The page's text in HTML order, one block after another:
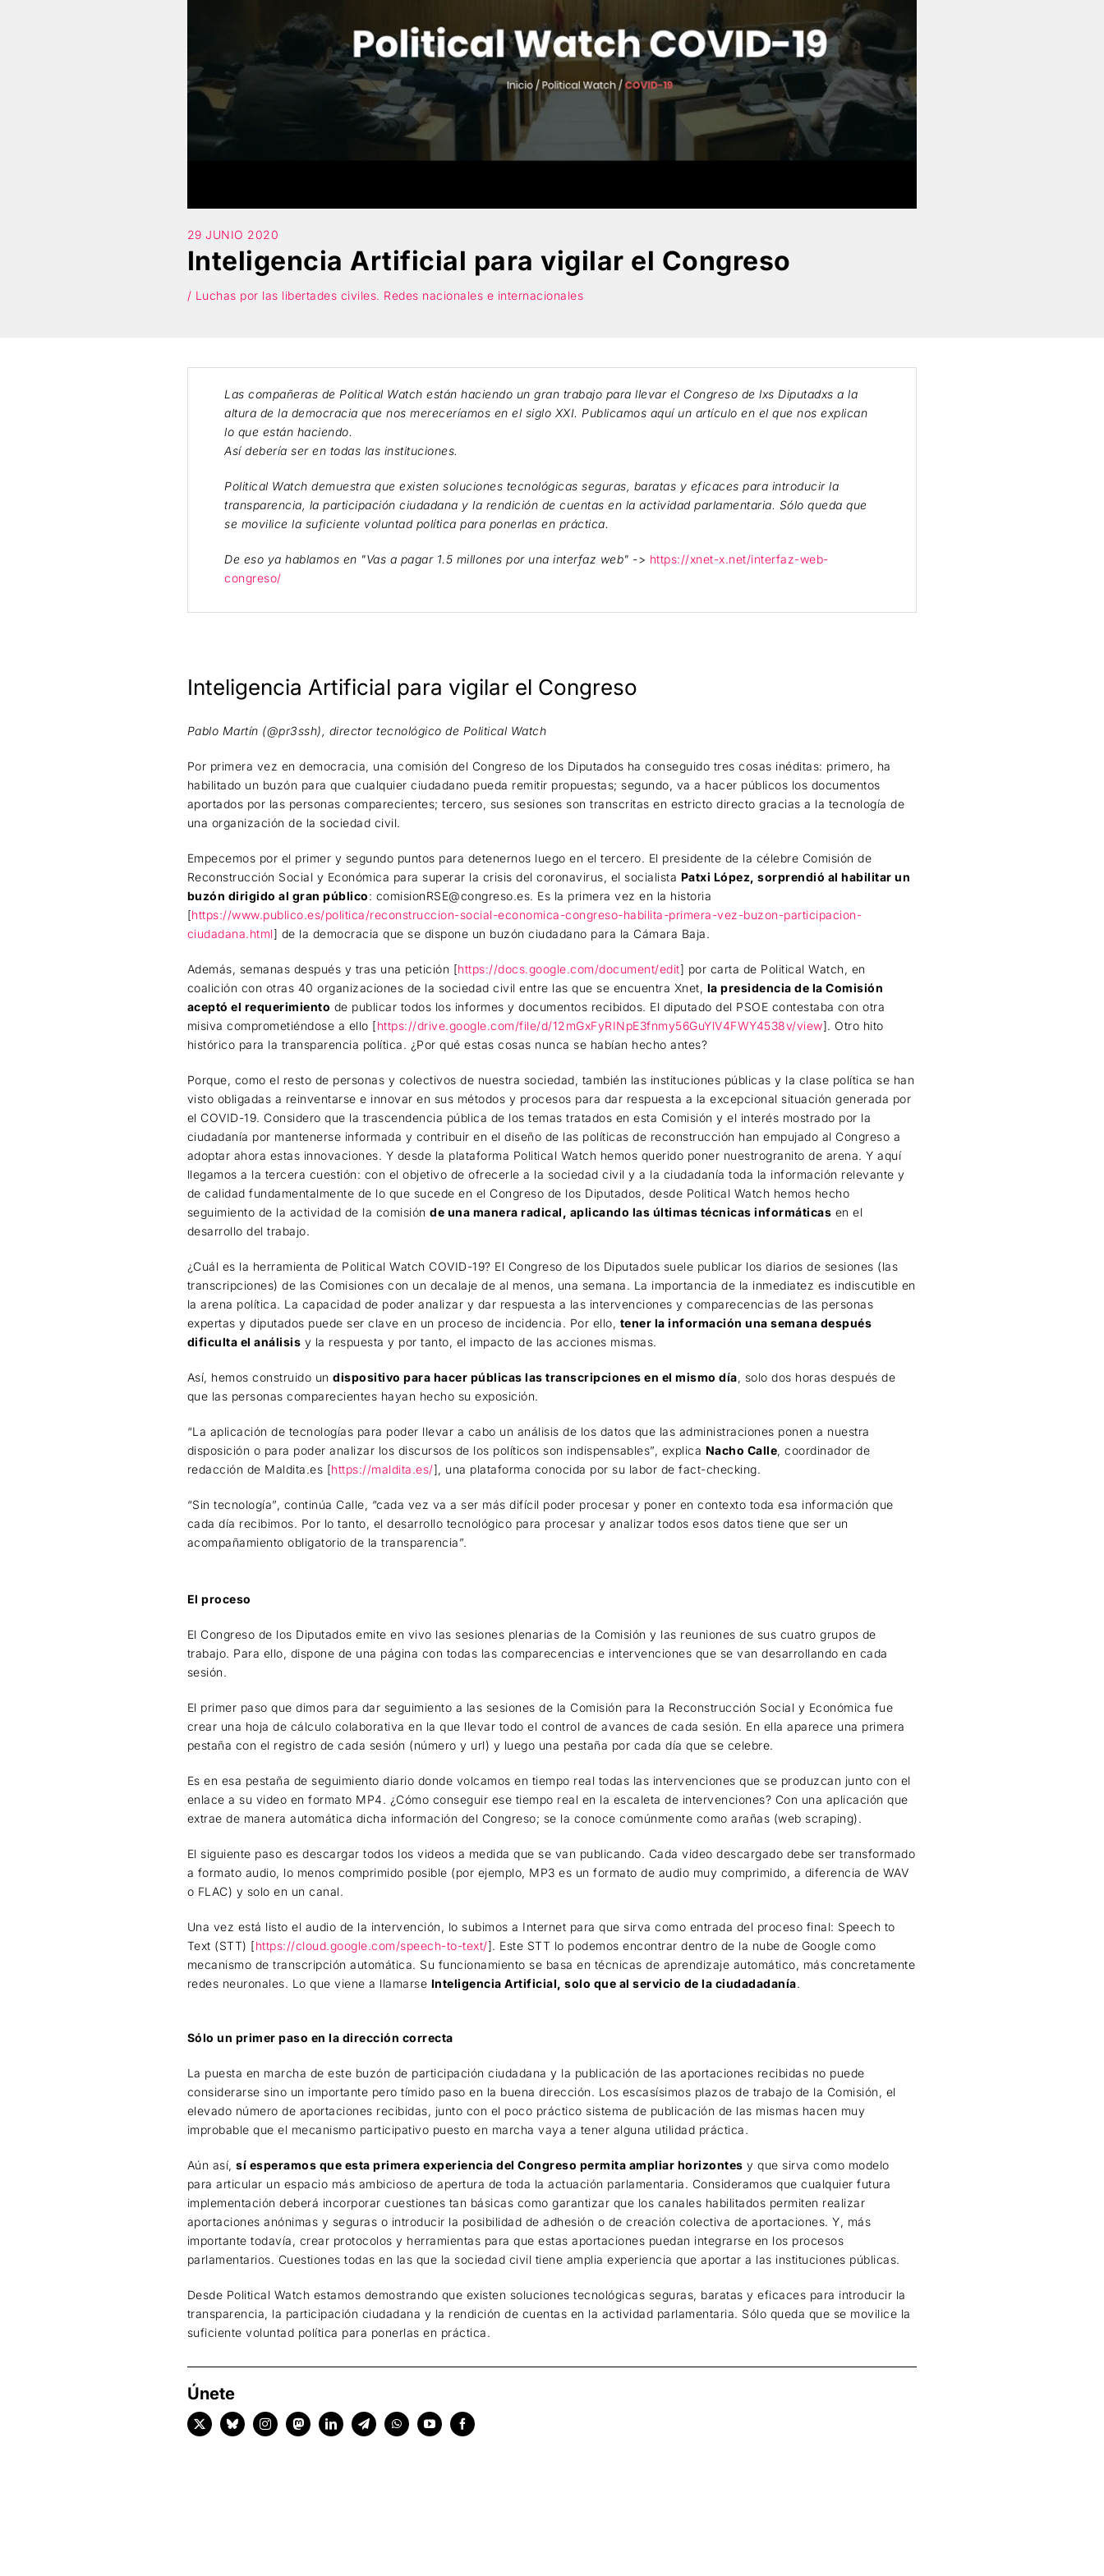
29 JUNIO 2020
Inteligencia Artificial para vigilar el Congreso
/ Luchas por las libertades civiles. Redes nacionales e internacionales
Las compañeras de Political Watch están haciendo un gran trabajo para llevar el Congreso de lxs Diputadxs a la
altura de la democracia que nos mereceríamos en el siglo XXI. Publicamos aquí un artículo en el que nos explican
lo que están haciendo.
Así debería ser en todas las instituciones.
Political Watch demuestra que existen soluciones tecnológicas seguras, baratas y eficaces para introducir la
transparencia, la participación ciudadana y la rendición de cuentas en la actividad parlamentaria. Sólo queda que
se movilice la suficiente voluntad política para ponerlas en práctica.
De eso ya hablamos en "Vas a pagar 1.5 millones por una interfaz web" -> https://xnet-x.net/interfaz-web-
congreso/
Inteligencia Artificial para vigilar el Congreso
Pablo Martín (@pr3ssh), director tecnológico de Political Watch
Por primera vez en democracia, una comisión del Congreso de los Diputados ha conseguido tres cosas inéditas: primero, ha
habilitado un buzón para que cualquier ciudadano pueda remitir propuestas; segundo, va a hacer públicos los documentos
aportados por las personas comparecientes; tercero, sus sesiones son transcritas en estricto directo gracias a la tecnología de
una organización de la sociedad civil.
Empecemos por el primer y segundo puntos para detenernos luego en el tercero. El presidente de la célebre Comisión de
Reconstrucción Social y Económica para superar la crisis del coronavirus, el socialista Patxi López, sorprendió al habilitar un
buzón dirigido al gran público: comisionRSE@congreso.es. Es la primera vez en la historia
[https://www.publico.es/politica/reconstruccion-social-economica-congreso-habilita-primera-vez-buzon-participacion-
ciudadana.html] de la democracia que se dispone un buzón ciudadano para la Cámara Baja.
Además, semanas después y tras una petición [https://docs.google.com/document/edit] por carta de Political Watch, en
coalición con otras 40 organizaciones de la sociedad civil entre las que se encuentra Xnet, la presidencia de la Comisión
aceptó el requerimiento de publicar todos los informes y documentos recibidos. El diputado del PSOE contestaba con otra
misiva comprometiéndose a ello [https://drive.google.com/file/d/12mGxFyRINpE3fnmy56GuYlV4FWY4538v/view]. Otro hito
histórico para la transparencia política. ¿Por qué estas cosas nunca se habían hecho antes?
Porque, como el resto de personas y colectivos de nuestra sociedad, también las instituciones públicas y la clase política se han
visto obligadas a reinventarse e innovar en sus métodos y procesos para dar respuesta a la excepcional situación generada por
el COVID-19. Considero que la trascendencia pública de los temas tratados en esta Comisión y el interés mostrado por la
ciudadanía por mantenerse informada y contribuir en el diseño de las políticas de reconstrucción han empujado al Congreso a
adoptar ahora estas innovaciones. Y desde la plataforma Political Watch hemos querido poner nuestrogranito de arena. Y aquí
llegamos a la tercera cuestión: con el objetivo de ofrecerle a la sociedad civil y a la ciudadanía toda la información relevante y
de calidad fundamentalmente de lo que sucede en el Congreso de los Diputados, desde Political Watch hemos hecho
seguimiento de la actividad de la comisiónde una manera radical, aplicando las últimas técnicas informáticas en el
desarrollo del trabajo.
¿Cuál es la herramienta de Political Watch COVID-19? El Congreso de los Diputados suele publicar los diarios de sesiones (las
transcripciones) de las Comisiones con un decalaje de al menos, una semana. La importancia de la inmediatez es indiscutible en
la arena política. La capacidad de poder analizar y dar respuesta a las intervenciones y comparecencias de las personas
expertas y diputados puede ser clave en un proceso de incidencia. Por ello, tener la información una semana después
dificulta el análisis y la respuesta y por tanto, el impacto de las acciones mismas.
Así, hemos construido undispositivo para hacer públicas las transcripciones en el mismo día, solo dos horas después de
que las personas comparecientes hayan hecho su exposición.
“La aplicación de tecnologías para poder llevar a cabo un análisis de los datos que las administraciones ponen a nuestra
disposición o para poder analizar los discursos de los políticos son indispensables”, explica Nacho Calle, coordinador de
redacción de Maldita.es [https://maldita.es/], una plataforma conocida por su labor de fact-checking.
“Sin tecnología”, continúa Calle, “cada vez va a ser más difícil poder procesar y poner en contexto toda esa información que
cada día recibimos. Por lo tanto, el desarrollo tecnológico para procesar y analizar todos esos datos tiene que ser un
acompañamiento obligatorio de la transparencia”.
El proceso
El Congreso de los Diputados emite en vivo las sesiones plenarias de la Comisión y las reuniones de sus cuatro grupos de
trabajo. Para ello, dispone de una página con todas las comparecencias e intervenciones que se van desarrollando en cada
sesión.
El primer paso que dimos para dar seguimiento a las sesiones de la Comisión para la Reconstrucción Social y Económica fue
crear una hoja de cálculo colaborativa en la que llevar todo el control de avances de cada sesión. En ella aparece una primera
pestaña con el registro de cada sesión (número y url) y luego una pestaña por cada día que se celebre.
Es en esa pestaña de seguimiento diario donde volcamos en tiempo real todas las intervenciones que se produzcan junto con el
enlace a su video en formato MP4. ¿Cómo conseguir ese tiempo real en la escaleta de intervenciones? Con una aplicación que
extrae de manera automática dicha información del Congreso; se la conoce comúnmente como arañas (web scraping).
El siguiente paso es descargar todos los videos a medida que se van publicando. Cada video descargado debe ser transformado
a formato audio, lo menos comprimido posible (por ejemplo, MP3 es un formato de audio muy comprimido, a diferencia de WAV
o FLAC) y solo en un canal.
Una vez está listo el audio de la intervención, lo subimos a Internet para que sirva como entrada del proceso final: Speech to
Text (STT) [https://cloud.google.com/speech-to-text/]. Este STT lo podemos encontrar dentro de la nube de Google como
mecanismo de transcripción automática. Su funcionamiento se basa en técnicas de aprendizaje automático, más concretamente
redes neuronales. Lo que viene a llamarse Inteligencia Artificial, solo que al servicio de la ciudadadanía.
Sólo un primer paso en la dirección correcta
La puesta en marcha de este buzón de participación ciudadana y la publicación de las aportaciones recibidas no puede
considerarse sino un importante pero tímido paso en la buena dirección. Los escasísimos plazos de trabajo de la Comisión, el
elevado número de aportaciones recibidas, junto con el poco práctico sistema de publicación de las mismas hacen muy
improbable que el mecanismo participativo puesto en marcha vaya a tener alguna utilidad práctica.
Aún así,sí esperamos que esta primera experiencia del Congreso permita ampliar horizontes y que sirva como modelo
para articular un espacio más ambicioso de apertura de toda la actuación parlamentaria. Consideramos que cualquier futura
implementación deberá incorporar cuestiones tan básicas como garantizar que los canales habilitados permiten realizar
aportaciones anónimas y seguras o introducir la posibilidad de adhesión o de creación colectiva de aportaciones. Y, más
importante todavía, crear protocolos y herramientas para que estas aportaciones puedan integrarse en los procesos
parlamentarios. Cuestiones todas en las que la sociedad civil tiene amplia experiencia que aportar a las instituciones públicas.
Desde Political Watch estamos demostrando que existen soluciones tecnológicas seguras, baratas y eficaces para introducir la
transparencia, la participación ciudadana y la rendición de cuentas en la actividad parlamentaria. Sólo queda que se movilice la
suficiente voluntad política para ponerlas en práctica.
Únete